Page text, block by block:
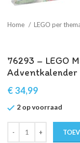
Home LEGO per
76293 – LEGO
Adventkalender
€ 34,99
2 op voorraad